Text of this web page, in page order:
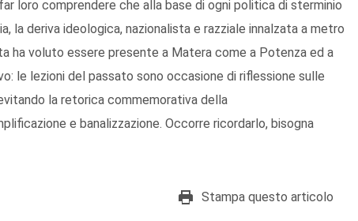
loro comprendere che alla base di ogni politica di sterminio
la deriva ideologica, nazionalista e razziale innalzata a metro
ha voluto essere presente a Matera come a Potenza ed a
le lezioni del passato sono occasione di riflessione sulle
la retorica commemorativa della
e banalizzazione. Occorre ricordarlo, bisogna
Stampa questo articolo